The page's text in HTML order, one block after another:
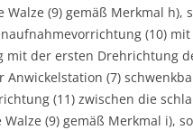
Walze (9) gemäß Merkmal h),
(10)
mit der ersten Drehrichtung
Anwickelstation (7)
(11) zwischen die
(9) gemäß Merkmal i),